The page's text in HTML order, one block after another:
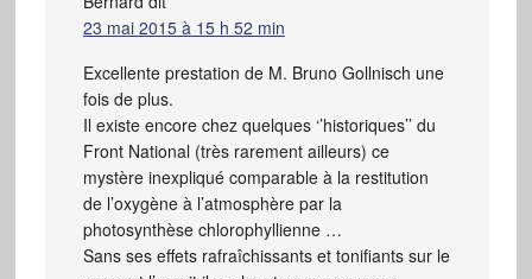
23 mai 2015 à 15 h 52 min
Excellente prestation de M. Bruno Gollnisch une
fois de plus.
Il existe encore chez quelques ‘’historiques’’ du
Front National (très rarement ailleurs) ce
mystère inexpliqué comparable à la restitution
de l’oxygène à l’atmosphère par la
photosynthèse chlorophyllienne …
Sans ses effets rafraîchissants et tonifiants sur le